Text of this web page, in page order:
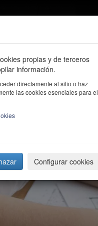
propias y de terceros
información.
directamente al sitio o haz
las cookies esenciales para el
Configurar cookies